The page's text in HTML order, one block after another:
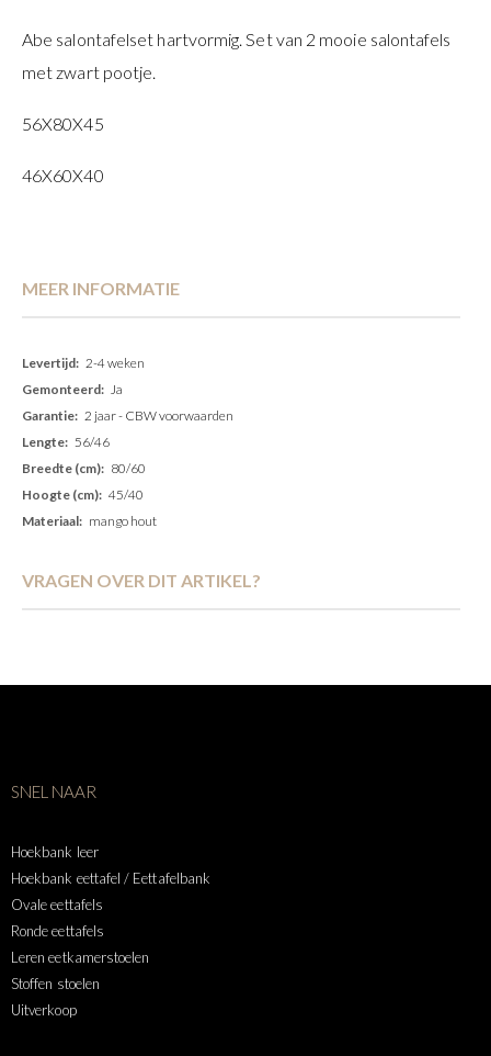
Abe salontafelset hartvormig. Set van 2 mooie salontafels
met zwart pootje.
56X80X45
46X60X40
MEER INFORMATIE
Meer
informatie
2-4 weken
Ja
2 jaar - CBW voorwaarden
56/46
80/60
45/40
mango hout
VRAGEN OVER DIT ARTIKEL?
SNEL NAAR
Hoekbank leer
Hoekbank eettafel / Eettafelbank
Ovale eettafels
Ronde eettafels
Leren eetkamerstoelen
Stoffen stoelen
Uitverkoop